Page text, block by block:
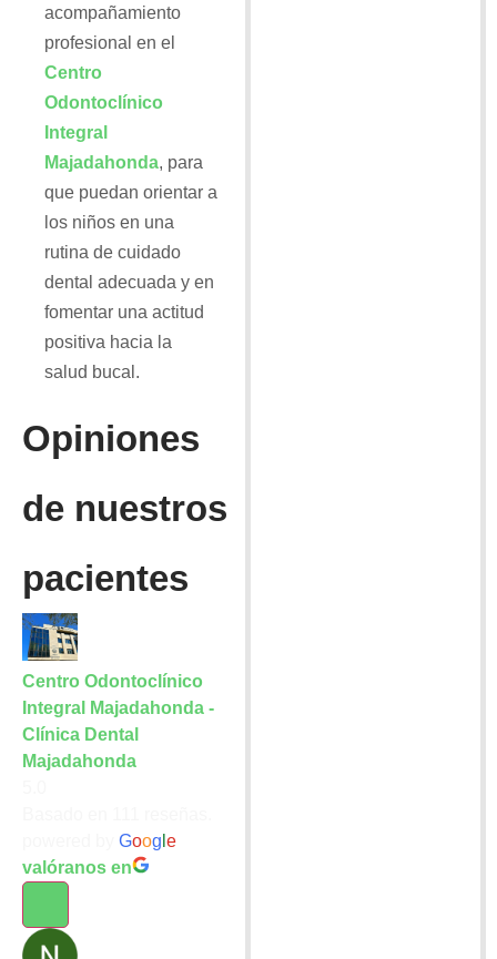
acompañamiento
profesional en el
Centro
Odontoclínico
Integral
Majadahonda, para
que puedan orientar a
los niños en una
rutina de cuidado
dental adecuada y en
fomentar una actitud
positiva hacia la
salud bucal.
Opiniones
de nuestros
pacientes
Centro Odontoclínico
Integral Majadahonda -
Clínica Dental
Majadahonda
Goog e
valóranos en